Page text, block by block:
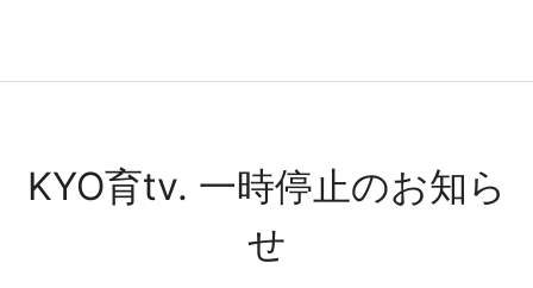
コンテンツへ
ホーム
KYO育tv. 一時停止のお知ら
せ